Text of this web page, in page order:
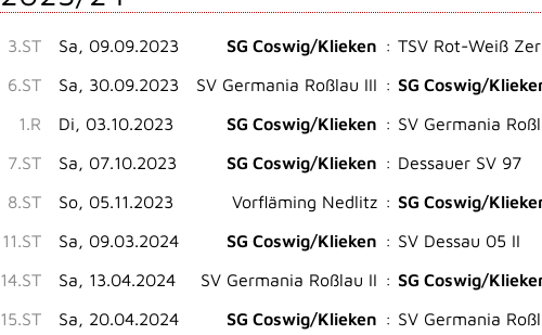
3.ST Sa, 09.09.2023 SG Coswig/Klieken : TSV Rot-Weiß
6.ST Sa, 30.09.2023 SV Germania Roßlau III : SG Coswig/
1.R Di, 03.10.2023 SG Coswig/Klieken : SV Germania
7.ST Sa, 07.10.2023 SG Coswig/Klieken : Dessauer SV 97
8.ST So, 05.11.2023 Vorfläming Nedlitz : SG Coswig/
11.ST Sa, 09.03.2024 SG Coswig/Klieken : SV Dessau 05 II
14.ST Sa, 13.04.2024 SV Germania Roßlau II : SG Coswig/
15.ST Sa, 20.04.2024 SG Coswig/Klieken : SV Germania